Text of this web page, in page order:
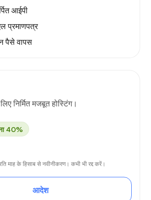
आईपी
प्रमाणपत्र
पैसे वापस
निर्मित मजबूत होस्टिंग।
40%
माह के हिसाब से नवीनीकरण। कभी भी रद्द करें।
आदेश